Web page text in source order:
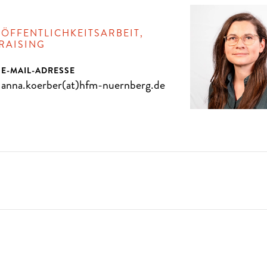
E-MAIL-ADRESSE
anna.koerber(at)hfm-nuernberg.de